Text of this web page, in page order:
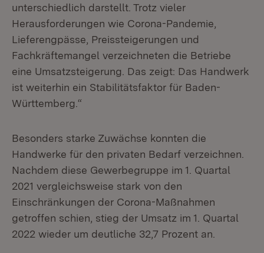
unterschiedlich darstellt. Trotz vieler
Herausforderungen wie Corona-Pandemie,
Lieferengpässe, Preissteigerungen und
Fachkräftemangel verzeichneten die Betriebe
eine Umsatzsteigerung. Das zeigt: Das Handwerk
ist weiterhin ein Stabilitätsfaktor für Baden-
Württemberg.“
Besonders starke Zuwächse konnten die
Handwerke für den privaten Bedarf verzeichnen.
Nachdem diese Gewerbegruppe im 1. Quartal
2021 vergleichsweise stark von den
Einschränkungen der Corona-Maßnahmen
getroffen schien, stieg der Umsatz im 1. Quartal
2022 wieder um deutliche 32,7 Prozent an.